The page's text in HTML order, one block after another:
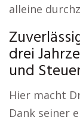
alleine
drei
und
Hier macht
Dank seiner